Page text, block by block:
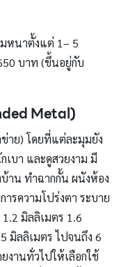
หนาตั้งแต่ 1– 5
บาท (ขึ้นอยู่กับ
Metal)
าย) โดยที่แต่ละมุมยัง
เบา และดูสวยงาม มี
าน ทำฉากกั้น ผนังห้อง
รความโปร่งตา ระบาย
มิลลิเมตร 1.6
มิลลิเมตร ไปจนถึง 6
งานทั่วไปให้เลือกใช้